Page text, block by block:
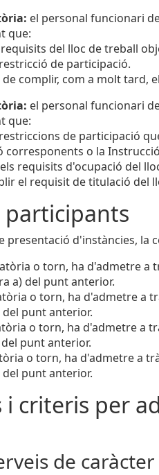
el personal funcionari
que:
del lloc de treball
de participació.
complir, com a molt tard,
el personal funcionari
que:
de participació
corresponents o la
requisits d'ocupació del
el requisit de titulació del
participants
presentació d'instàncies, la
o torn, ha d'admetre a
a) del punt anterior.
o torn, ha d'admetre a
punt anterior.
o torn, ha d'admetre a
punt anterior.
o torn, ha d'admetre a
punt anterior.
i criteris per
de